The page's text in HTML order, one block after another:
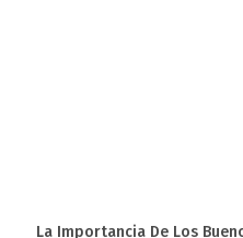
La Importancia De Los